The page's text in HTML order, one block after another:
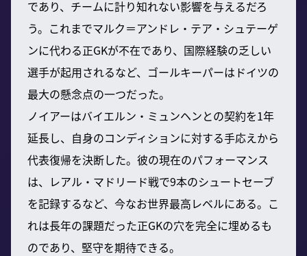
であり、チームに計り知れない影響を与えるだろ
う。これまでマルク＝アンドレ・テア・シュテーゲ
ンに代わる正GKが不在であり、国際経験の乏しい
選手が起用されるなど、ゴールキーパーはドイツの
最大の懸念点の一つだった。
ノイアーはバイエルン・ミュンヘンとの契約を1年
延長し、自身のコンディションに対する手応えから
代表復帰を決断した。彼の現在のパフォーマンス
は、レアル・マドリード戦で9本のシュートセーブ
を記録するなど、今なお世界最高レベルにある。こ
れは長年の課題だった正GKの穴を完全に埋めるも
のであり、堅守を期待できる。